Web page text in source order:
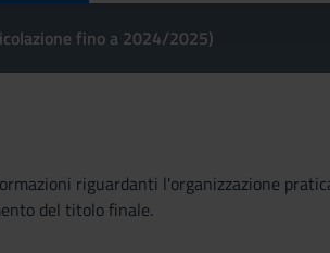
fino a 2024/2025)
riguardanti l'organizzazione
del titolo finale.